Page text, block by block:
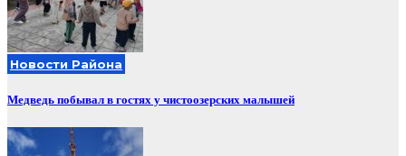
Новости Района
Медведь побывал в гостях у чистоозерских малышей